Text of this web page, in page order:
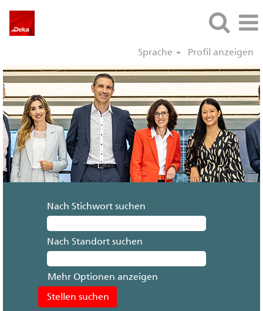
Sprache Profil anzeigen
Nach Stichwort suchen
Nach Standort suchen
Mehr Optionen anzeigen